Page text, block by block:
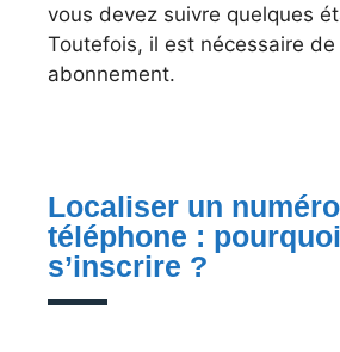
vous devez suivre quelques
Toutefois, il est nécessaire de
abonnement.
Localiser un
téléphone :
s’inscrire ?